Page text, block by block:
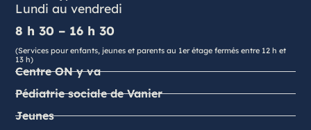
Lundi au vendredi
8 h 30 – 16 h 30
(Services pour enfants, jeunes et parents au 1er étage fermés entre 12 h et
13 h)
Centre ON y va
Pédiatrie sociale de Vanier
Jeunes